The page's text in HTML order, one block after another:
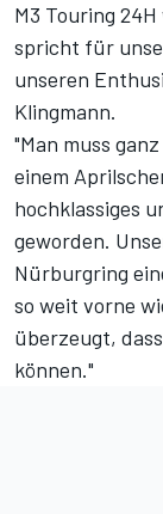
M3 Touring
spricht für
unseren
Klingmann.
"Man muss
einem
hochklassiges
geworden.
Nürburgring
so weit vorne
überzeugt,
können."